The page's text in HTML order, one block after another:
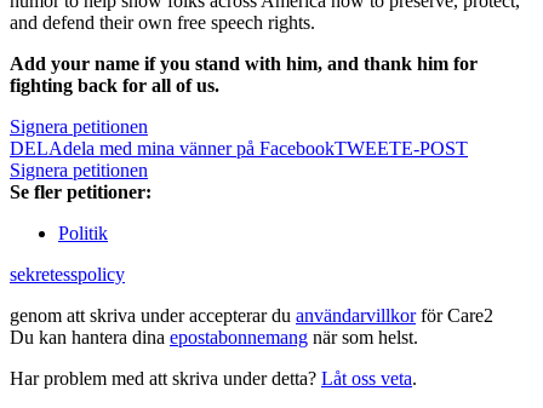
and defend their own free speech rights.
Add your name if you stand with him, and thank him for
fighting back for all of us.
Signera petitionen
DELAdela med mina vänner på FacebookTWEETE-POST
Signera petitionen
Se fler petitioner:
Politik
sekretesspolicy
genom att skriva under accepterar du användarvillkorför Care2
Du kan hantera dina epostabonnemang när som helst.
Har problem med att skriva under detta? Låt oss veta.